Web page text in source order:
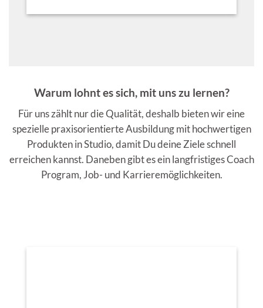
Warum lohnt es sich, mit uns zu lernen?
Für uns zählt nur die Qualität, deshalb bieten wir eine
spezielle praxisorientierte Ausbildung mit hochwertigen
Produkten in Studio, damit Du deine Ziele schnell
erreichen kannst. Daneben gibt es ein langfristiges Coach
Program, Job- und Karrieremöglichkeiten.